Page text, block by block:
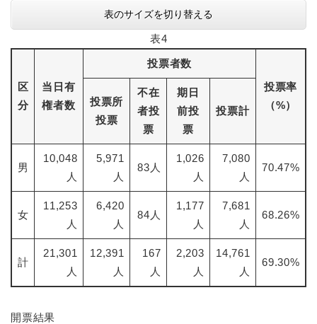
表のサイズを切り替える
表4
区
分
当日有
権者数
投票者数
投票率
（%）
投票所
投票
不在
者投
票
期日
前投
票
投票計
男
10,048
人
5,971
人
83人
1,026
人
7,080
人
70.47%
女
11,253
人
6,420
人
84人
1,177
人
7,681
人
68.26%
計
21,301
人
12,391
人
167
人
2,203
人
14,761
人
69.30%
開票結果